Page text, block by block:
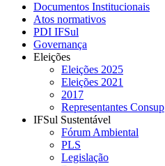
Documentos Institucionais
Atos normativos
PDI IFSul
Governança
Eleições
Eleições 2025
Eleições 2021
2017
Representantes Consup
IFSul Sustentável
Fórum Ambiental
PLS
Legislação